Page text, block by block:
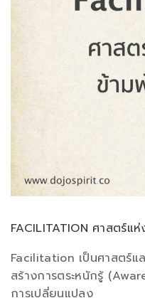
FACILITATION ศาสตร์แ
Facilitation เป็นศาสตร์แ
สร้างการตระหนักรู้
การเปลี่ยนแปลง